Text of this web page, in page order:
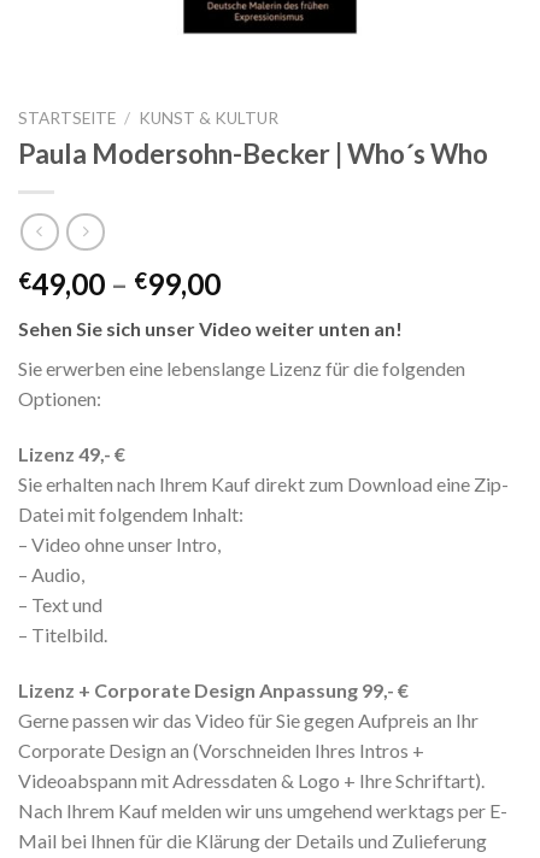
STARTSEITE / KUNST & KULTUR
Paula Modersohn-Becker | Who´s Who
€49,00 – €99,00
Sehen Sie sich unser Video weiter unten an!
Sie erwerben eine lebenslange Lizenz für die folgenden
Optionen:
Lizenz 49,- €
Sie erhalten nach Ihrem Kauf direkt zum Download eine Zip-
Datei mit folgendem Inhalt:
– Video ohne unser Intro,
– Audio,
– Text und
– Titelbild.
Lizenz + Corporate Design Anpassung 99,- €
Gerne passen wir das Video für Sie gegen Aufpreis an Ihr
Corporate Design an (Vorschneiden Ihres Intros +
Videoabspann mit Adressdaten & Logo + Ihre Schriftart).
Nach Ihrem Kauf melden wir uns umgehend werktags per E-
Mail bei Ihnen für die Klärung der Details und Zulieferung